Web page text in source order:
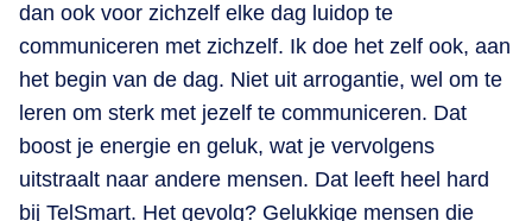
dan ook voor zichzelf elke dag luidop te
communiceren met zichzelf. Ik doe het zelf ook, aan
het begin van de dag. Niet uit arrogantie, wel om te
leren om sterk met jezelf te communiceren. Dat
boost je energie en geluk, wat je vervolgens
uitstraalt naar andere mensen. Dat leeft heel hard
bij TelSmart. Het gevolg? Gelukkige mensen die